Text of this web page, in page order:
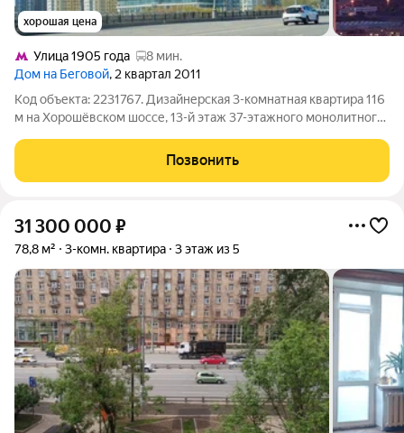
хорошая цена
Улица 1905 года
8 мин.
Дом на Беговой, 2 квартал 2011
Код объекта: 2231767. Дизайнерская 3-комнатная квартира 116
м на Хорошёвском шоссе, 13-й этаж 37-этажного монолитного
потолков 3,2 м усиливает эффект объёма, большие окна
выходят на улицу и
Позвонить
31 300 000 ₽
78,8 м² 3-комн. квартира 3 этаж из 5